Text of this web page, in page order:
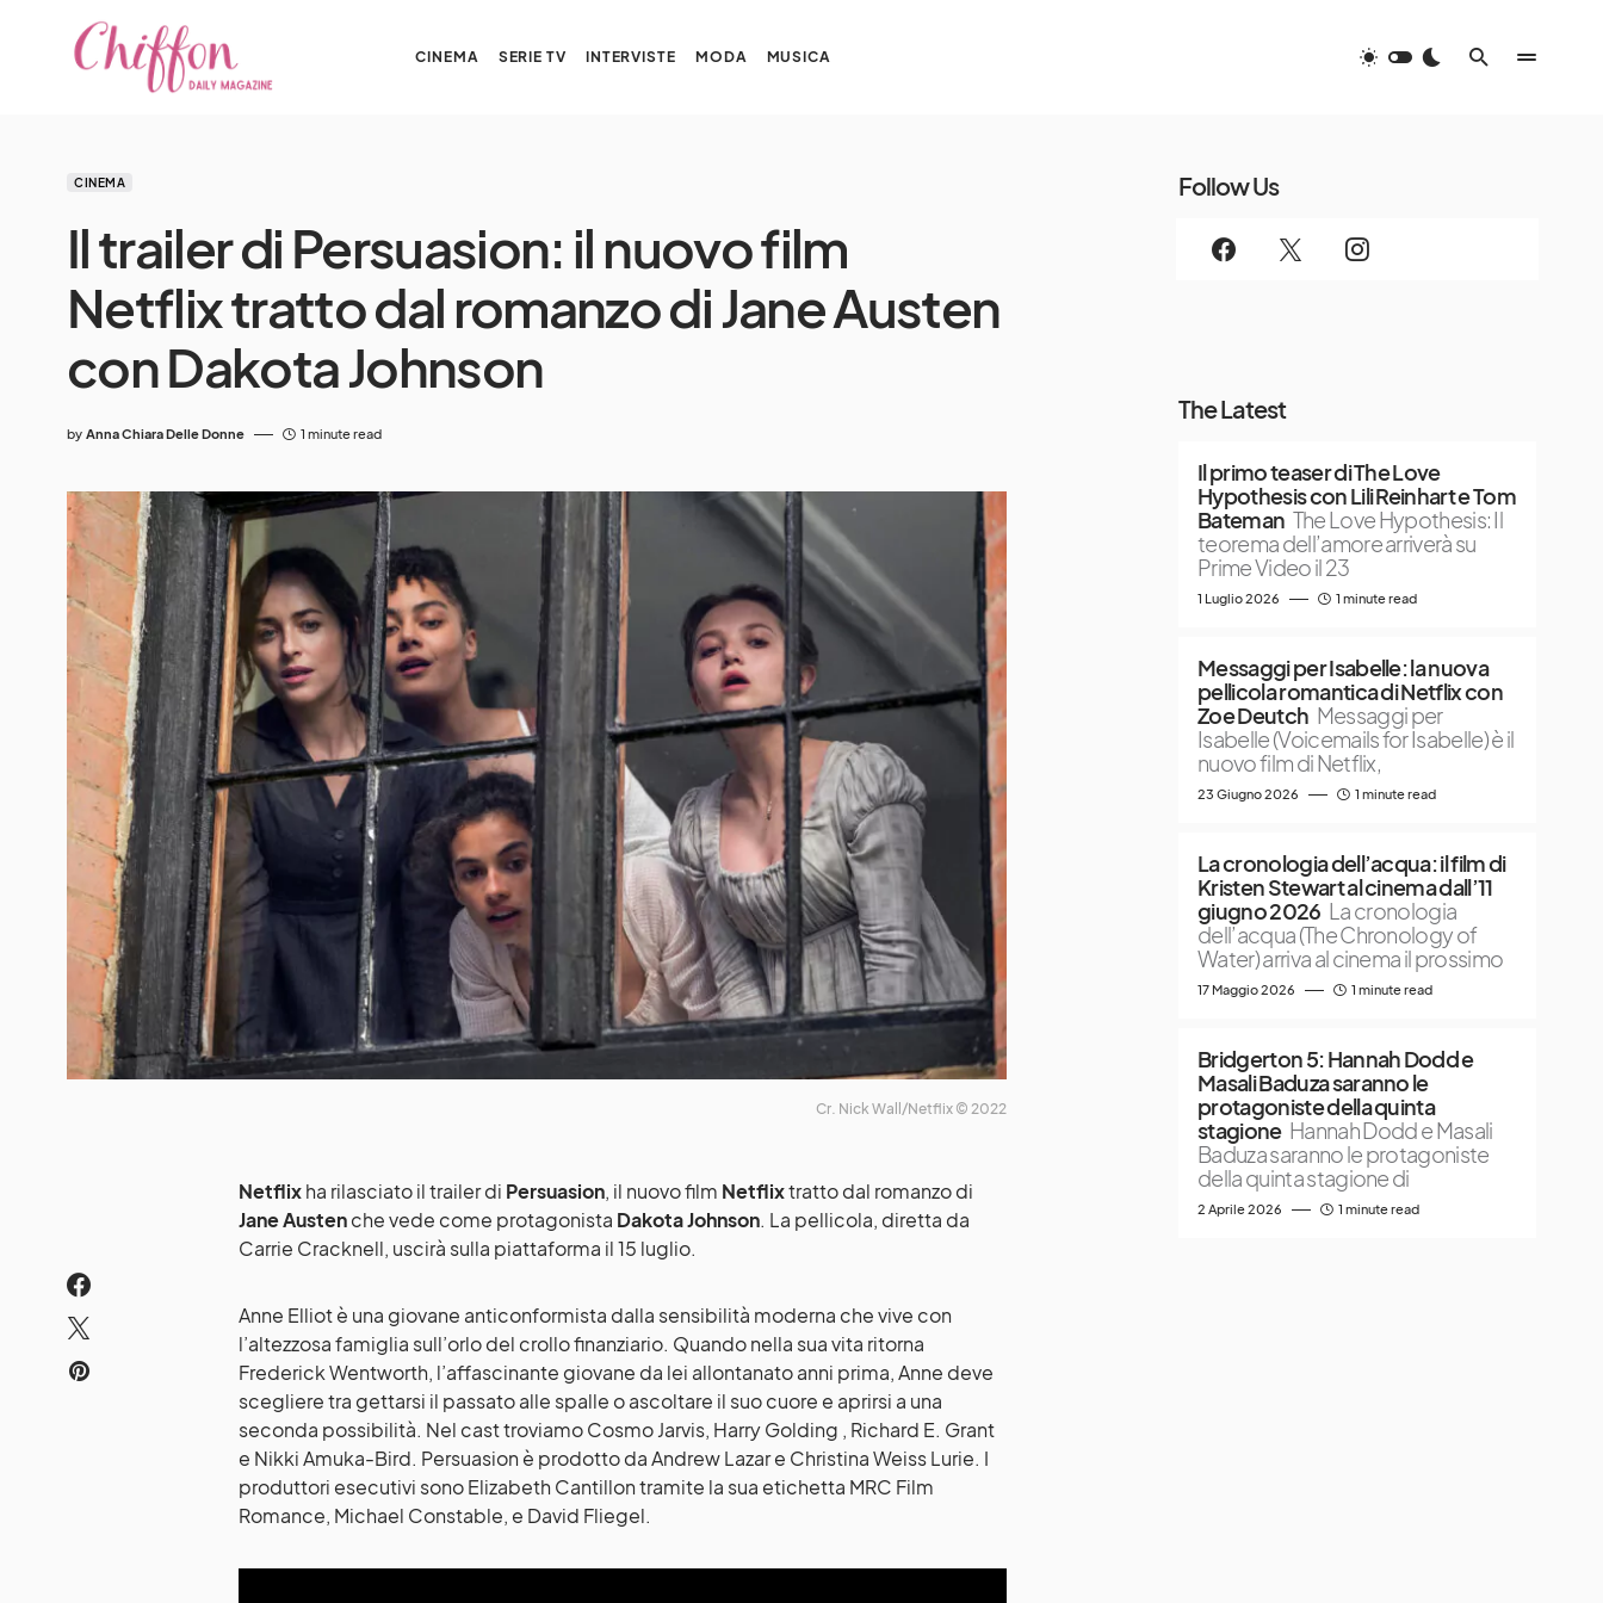
CINEMA SERIE TV INTERVISTE MODA MUSICA
CINEMA
Il trailer di Persuasion: il nuovo film
Netflix tratto dal romanzo di Jane Austen
con Dakota Johnson
by Anna Chiara Delle Donne 1 minute read
Cr. Nick Wall/Netflix © 2022
Netflixha rilasciato il trailer di Persuasion, il nuovo film Netflixtratto dal romanzo di
Jane Austenche vede come protagonista Dakota Johnson. La pellicola, diretta da
Carrie Cracknell, uscirà sulla piattaforma il 15 luglio.
Anne Elliot è una giovane anticonformista dalla sensibilità moderna che vive con
l’altezzosa famiglia sull’orlo del crollo finanziario. Quando nella sua vita ritorna
Frederick Wentworth, l’affascinante giovane da lei allontanato anni prima, Anne deve
scegliere tra gettarsi il passato alle spalle o ascoltare il suo cuore e aprirsi a una
seconda possibilità. Nel cast troviamo Cosmo Jarvis, Harry Golding , Richard E. Grant
e Nikki Amuka-Bird. Persuasion è prodotto da Andrew Lazar e Christina Weiss Lurie. I
produttori esecutivi sono Elizabeth Cantillon tramite la sua etichetta MRC Film
Romance, Michael Constable, e David Fliegel.
Follow Us
The Latest
Il primo teaser di The Love
Hypothesis con Lili Reinhart e Tom
Bateman The Love Hypothesis: Il
teorema dell’amore arriverà su
Prime Video il 23
1 Luglio 2026 1 minute read
Messaggi per Isabelle: la nuova
pellicola romantica di Netflix con
Zoe Deutch Messaggi per
Isabelle (Voicemails for Isabelle) è il
nuovo film di Netflix,
23 Giugno 2026 1 minute read
La cronologia dell’acqua: il film di
Kristen Stewart al cinema dall’11
giugno 2026 La cronologia
dell’acqua (The Chronology of
Water) arriva al cinema il prossimo
17 Maggio 2026 1 minute read
Bridgerton 5: Hannah Dodd e
Masali Baduza saranno le
protagoniste della quinta
stagione Hannah Dodd e Masali
Baduza saranno le protagoniste
della quinta stagione di
2 Aprile 2026 1 minute read